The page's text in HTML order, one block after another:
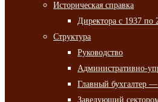
Историческая справка
Директора с 1937 по
Структура
Руководство
Административно-
Главный бухгалтер —
Заведующий